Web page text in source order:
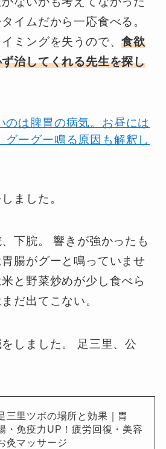
イムだから一応食べる。
ミングを失うので、食欲
治してくれる先生を探し
のは脾胃の病気。お昼には
グーグー鳴る原因も解釈し
ました。
下脘。 響きが強かったも
腸がグーと鳴っていませ
と野菜炒めが少し食べら
だ出てこない。
しました。 足三里、公
三里ツボの場所と効果｜胃
・免疫力UP！疲労回復・美容
灸マッサージ